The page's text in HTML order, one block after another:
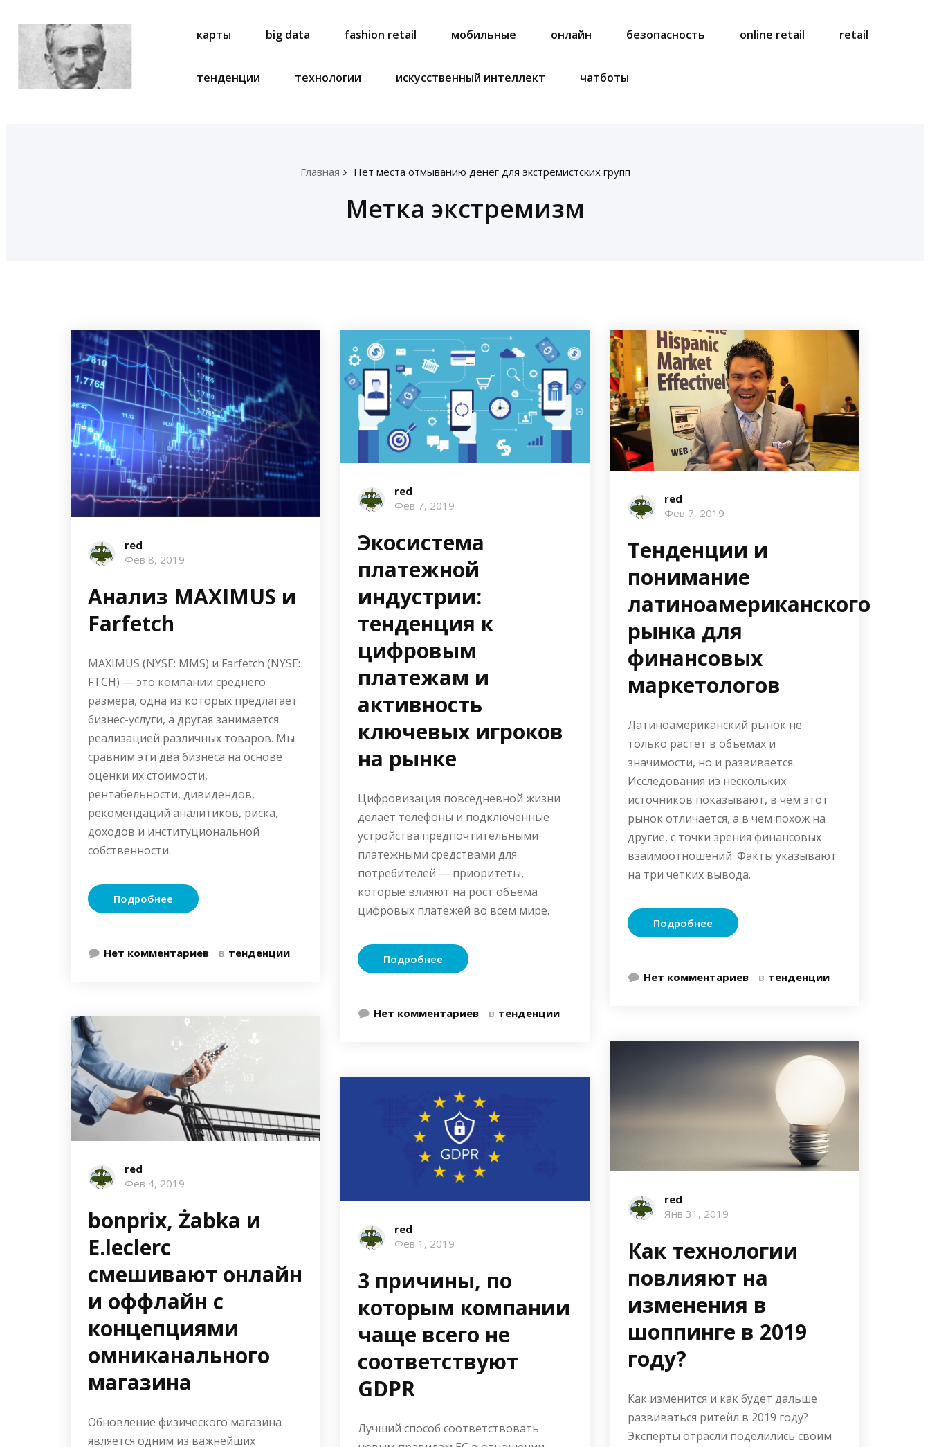
карты big data fashion retail мобильные онлайн безопасность online retail retail
тенденции технологии искусственный интеллект чатботы
Главная Нет места отмыванию денег для экстремистских групп
Метка экстремизм
red
Фев 8, 2019
Анализ MAXIMUS и
Farfetch
MAXIMUS (NYSE: MMS) и Farfetch (NYSE:
FTCH) — это компании среднего
размера, одна из которых предлагает
бизнес-услуги, а другая занимается
реализацией различных товаров. Мы
сравним эти два бизнеса на основе
оценки их стоимости,
рентабельности, дивидендов,
рекомендаций аналитиков, риска,
доходов и институциональной
собственности.
Подробнее
Нет комментариев в тенденции
red
Фев 4, 2019
bonprix, Żabka и
E.leclerc
смешивают онлайн
и оффлайн с
концепциями
омниканального
магазина
Обновление физического магазина
является одним из важнейших
red
Фев 7, 2019
Экосистема
платежной
индустрии:
тенденция к
цифровым
платежам и
активность
ключевых игроков
на рынке
Цифровизация повседневной жизни
делает телефоны и подключенные
устройства предпочтительными
платежными средствами для
потребителей — приоритеты,
которые влияют на рост объема
цифровых платежей во всем мире.
Подробнее
Нет комментариев в тенденции
red
Фев 1, 2019
3 причины, по
которым компании
чаще всего не
соответствуют
GDPR
Лучший способ соответствовать
red
Фев 7, 2019
Тенденции и
понимание
латиноамериканского
рынка для
финансовых
маркетологов
Латиноамериканский рынок не
только растет в объемах и
значимости, но и развивается.
Исследования из нескольких
источников показывают, в чем этот
рынок отличается, а в чем похож на
другие, с точки зрения финансовых
взаимоотношений. Факты указывают
на три четких вывода.
Подробнее
Нет комментариев в тенденции
red
Янв 31, 2019
Как технологии
повлияют на
изменения в
шоппинге в 2019
году?
Как изменится и как будет дальше
развиваться ритейл в 2019 году?
Эксперты отрасли поделились своим